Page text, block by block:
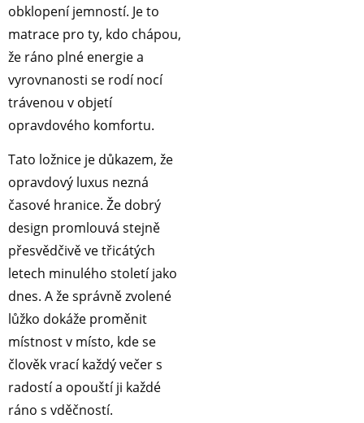
obklopení jemností. Je to
matrace pro ty, kdo chápou,
že ráno plné energie a
vyrovnanosti se rodí nocí
trávenou v objetí
opravdového komfortu.
Tato ložnice je důkazem, že
opravdový luxus nezná
časové hranice. Že dobrý
design promlouvá stejně
přesvědčivě ve třicátých
letech minulého století jako
dnes. A že správně zvolené
lůžko dokáže proměnit
místnost v místo, kde se
člověk vrací každý večer s
radostí a opouští ji každé
ráno s vděčností.